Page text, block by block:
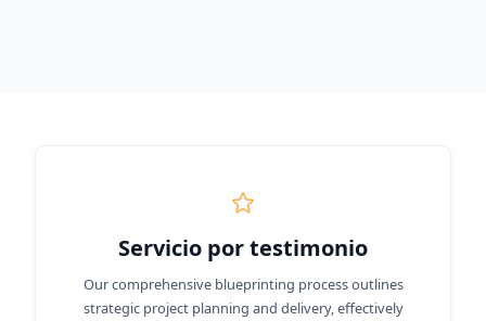
Servicio por testimonio
Our comprehensive blueprinting process outlines
strategic project planning and delivery, effectively